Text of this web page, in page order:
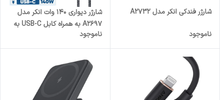
شارژر فندکی انکر مدل A2732
ناموجود
شارژر دیواری 140 وات انکر مدل
A2697 به همراه کابل USB-C به
طول 1.5 متر
ناموجود